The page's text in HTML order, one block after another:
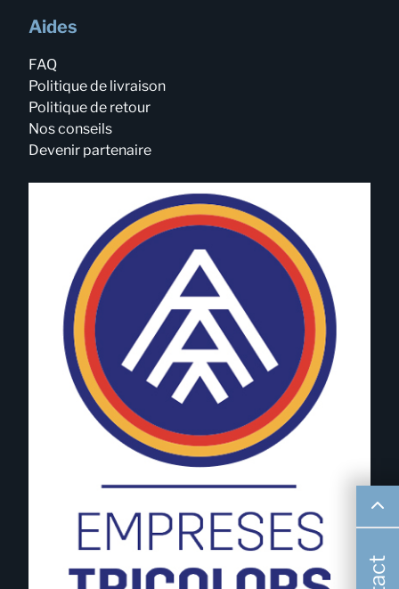
Aides
FAQ
Politique de livraison
Politique de retour
Nos conseils
Devenir partenaire